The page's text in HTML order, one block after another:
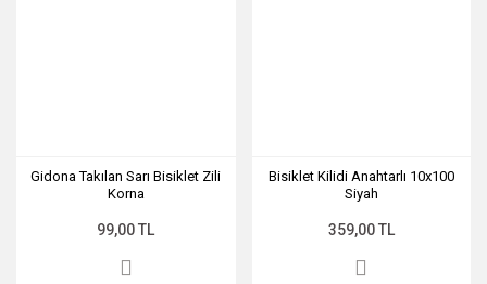
Gidona Takılan Sarı Bisiklet Zili
Korna
99,00 TL
Bisiklet Kilidi Anahtarlı 10x100
Siyah
359,00 TL